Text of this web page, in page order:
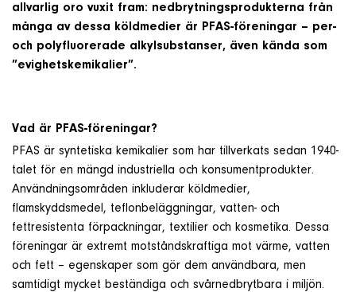
Databank
Om företaget
Kontakt & Support
Telefon
+46 8 515 109 70
allvarlig oro vuxit fram: nedbrytningsprodukterna från
många av dessa köldmedier är PFAS-föreningar – per-
och polyfluorerade alkylsubstanser, även kända som
”evighetskemikalier”.
Vad är PFAS-föreningar?
PFAS är syntetiska kemikalier som har tillverkats sedan 1940-
talet för en mängd industriella och konsumentprodukter.
Användningsområden inkluderar köldmedier,
flamskyddsmedel, teflonbeläggningar, vatten- och
fettresistenta förpackningar, textilier och kosmetika. Dessa
föreningar är extremt motståndskraftiga mot värme, vatten
och fett – egenskaper som gör dem användbara, men
samtidigt mycket beständiga och svårnedbrytbara i miljön.